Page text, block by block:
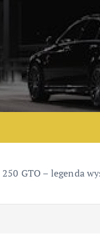
GTO – legenda